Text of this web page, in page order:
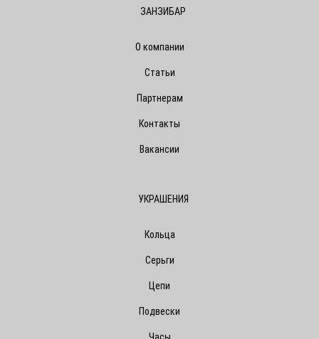
ЗАНЗИБАР
О компании
Статьи
Партнерам
Контакты
Вакансии
УКРАШЕНИЯ
Кольца
Серьги
Цепи
Подвески
Часы